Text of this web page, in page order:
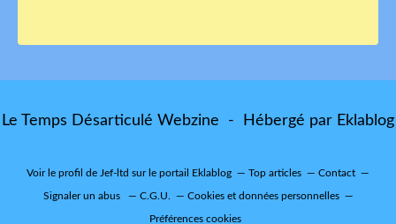
Le Temps Désarticulé Webzine - Hébergé par Eklablog
Voir le profil de Jef-ltd sur le portail Eklablog Top articles Contact
Signaler un abus C.G.U. Cookies et données personnelles
Préférences cookies